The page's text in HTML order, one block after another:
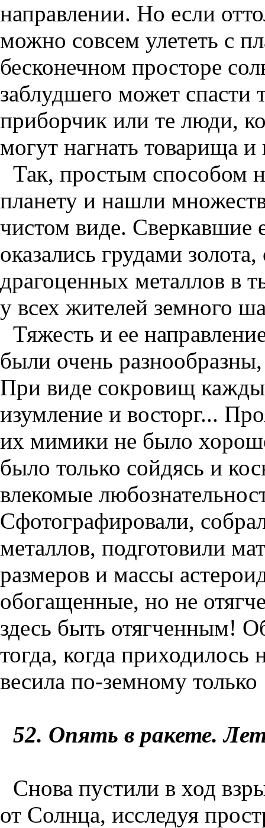
направлении. Но если
можно совсем улететь с
бесконечном просторе
заблудшего может спасти
приборчик или те люди,
могут нагнать товарища и
Так, простым способом
планету и нашли
чистом виде. Сверкавшие
оказались грудами
драгоценных металлов в
у всех жителей земного
Тяжесть и ее
были очень
При виде сокровищ
изумление и восторг...
их мимики не было
было только сойдясь и
влекомые
Сфотографировали,
металлов, подготовили
размеров и массы
обогащенные, но не
здесь быть отягченным!
тогда, когда
весила по-земному
52. Опять в ракете.
Снова пустили в ход
от Солнца, исследуя